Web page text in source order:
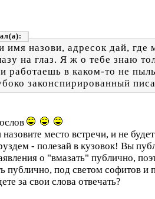
назови, адресок дай, где
на глаз. Я ж о тебе знаю
работаешь в каком-то не
законспирированный
место встречи, и не
- полезай в кузовок! Вы
о "вмазать" публично,
публично, под светом софитов и
за свои слова отвечать?